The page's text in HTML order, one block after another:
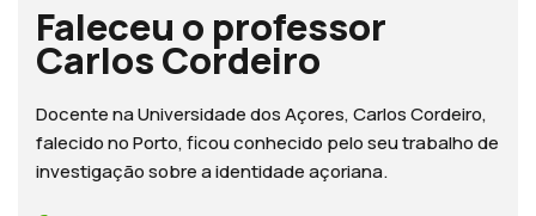
Faleceu o professor
Carlos Cordeiro
Docente na Universidade dos Açores, Carlos Cordeiro,
falecido no Porto, ficou conhecido pelo seu trabalho de
investigação sobre a identidade açoriana.